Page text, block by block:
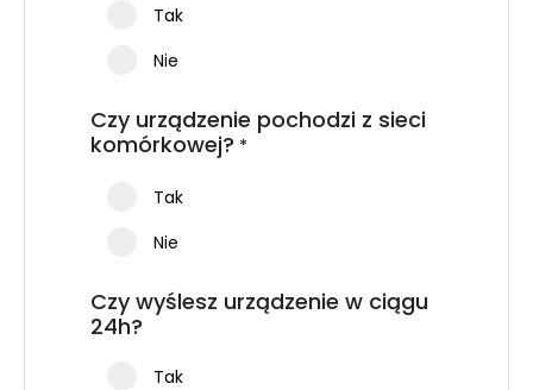
Tak
Nie
Czy urządzenie pochodzi z sieci
komórkowej? *
Tak
Nie
Czy wyślesz urządzenie w ciągu
24h?
Tak